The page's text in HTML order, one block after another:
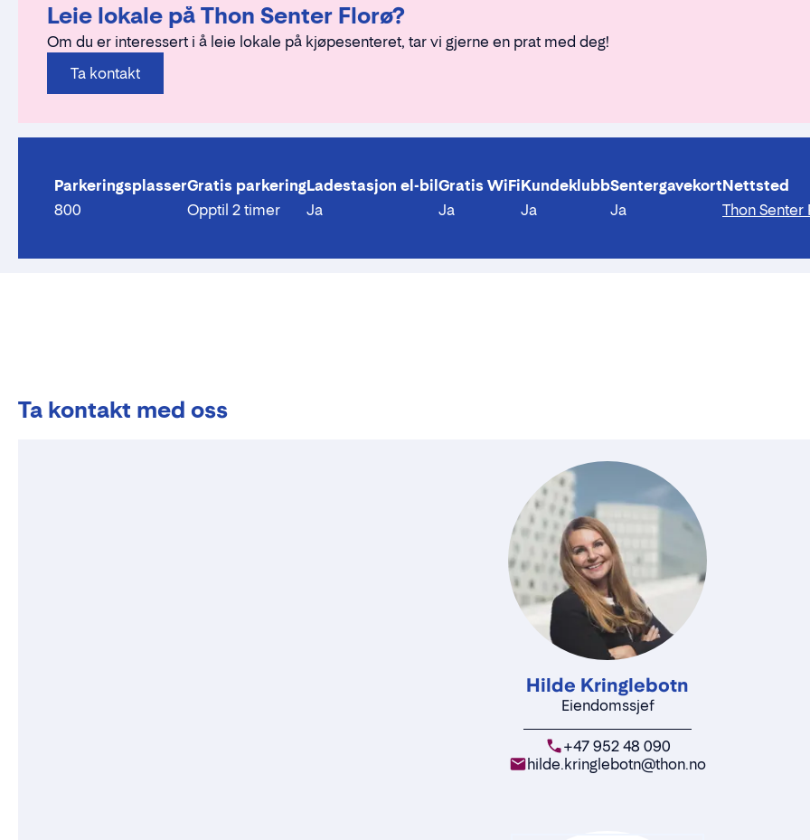
Leie lokale på Thon Senter Florø?
Om du er interessert i å leie lokale på kjøpesenteret, tar vi gjerne en prat med deg!
Ta kontakt
Parkeringsplasser
800
Gratis parkering
Opptil 2 timer
Ladestasjon el-bil
Ja
Gratis WiFi
Ja
Kundeklubb
Ja
Sentergavekort
Ja
Nettsted
Thon Senter
Ta kontakt med oss
Hilde Kringlebotn
Eiendomssjef
+47 952 48 090
hilde.kringlebotn@thon.no